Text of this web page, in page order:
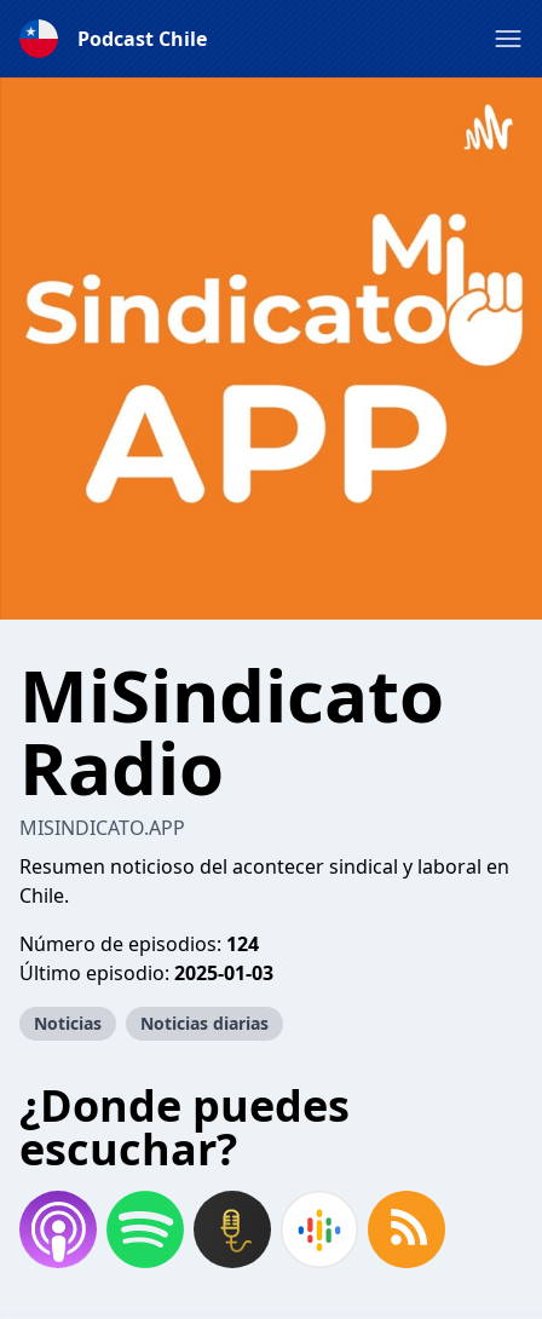
Podcast Chile
MiSindicato
Radio
MISINDICATO.APP
Resumen noticioso del acontecer sindical y laboral en
Chile.
Número de episodios: 124
Último episodio: 2025-01-03
Noticias Noticias diarias
¿Donde puedes
escuchar?